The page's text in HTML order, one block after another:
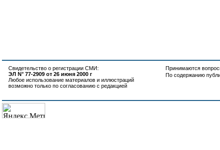
Свидетельство о регистрации СМИ:
ЭЛ N° 77-2909 от 26 июня 2000 г
Любое использование материалов и иллюстраций
возможно только по согласованию с редакцией
Принимаются
По содержанию